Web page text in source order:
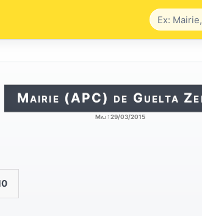
Mairie (APC) de Guelta
Maj : 29/03/2015